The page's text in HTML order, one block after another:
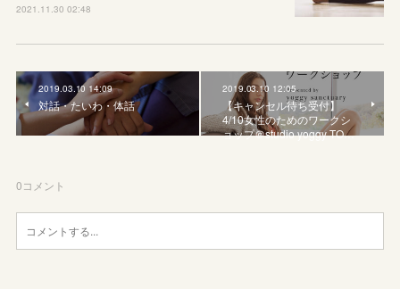
2021.11.30 02:48
2019.03.10 14:09
対話・たいわ・体話
2019.03.10 12:05
【キャンセル待ち受付】
4/10女性のためのワークシ
ョップ＠studio yoggy TO…
0コメント